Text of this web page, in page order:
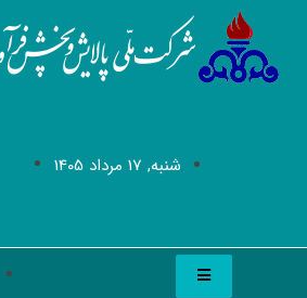
شنبه, 17 مرداد 1405